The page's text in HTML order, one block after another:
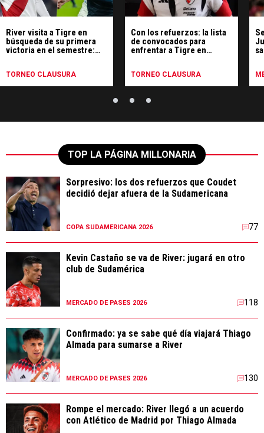
River visita a Tigre en
búsqueda de su primera
victoria en el semestre:
TORNEO CLAUSURA
Con los refuerzos: la lista
de convocados para
enfrentar a Tigre en
TORNEO CLAUSURA
TOP LA PÁGINA MILLONARIA
Sorpresivo: los dos refuerzos que Coudet
decidió dejar afuera de la Sudamericana
COPA SUDAMERICANA 2026 77
Kevin Castaño se va de River: jugará en otro
club de Sudamérica
MERCADO DE PASES 2026 118
Confirmado: ya se sabe qué día viajará Thiago
Almada para sumarse a River
MERCADO DE PASES 2026 130
Rompe el mercado: River llegó a un acuerdo
con Atlético de Madrid por Thiago Almada